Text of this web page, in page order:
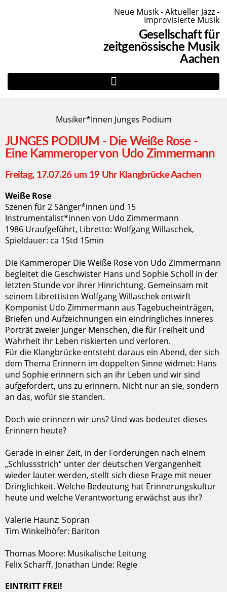
Neue Musik - Aktueller Jazz -
Improvisierte Musik
Gesellschaft für
zeitgenössische Musik
Aachen
Musiker*Innen Junges Podium
JUNGES PODIUM - Die Weiße Rose -
Eine Kammeroper von Udo Zimmermann
Freitag, 17.07.26 um 19 Uhr Klangbrücke Aachen
Weiße Rose
Szenen für 2 Sänger*innen und 15
Instrumentalist*innen von Udo Zimmermann
1986 Uraufgeführt, Libretto: Wolfgang Willaschek,
Spieldauer: ca 1Std 15min
Die Kammeroper Die Weiße Rose von Udo Zimmermann
begleitet die Geschwister Hans und Sophie Scholl in der
letzten Stunde vor ihrer Hinrichtung. Gemeinsam mit
seinem Librettisten Wolfgang Willaschek entwirft
Komponist Udo Zimmermann aus Tagebucheinträgen,
Briefen und Aufzeichnungen ein eindringliches inneres
Porträt zweier junger Menschen, die für Freiheit und
Wahrheit ihr Leben riskierten und verloren.
Für die Klangbrücke entsteht daraus ein Abend, der sich
dem Thema Erinnern im doppelten Sinne widmet: Hans
und Sophie erinnern sich an ihr Leben und wir sind
aufgefordert, uns zu erinnern. Nicht nur an sie, sondern
an das, wofür sie standen.
Doch wie erinnern wir uns? Und was bedeutet dieses
Erinnern heute?
Gerade in einer Zeit, in der Forderungen nach einem
„Schlussstrich“ unter der deutschen Vergangenheit
wieder lauter werden, stellt sich diese Frage mit neuer
Dringlichkeit. Welche Bedeutung hat Erinnerungskultur
heute und welche Verantwortung erwächst aus ihr?
Valerie Haunz: Sopran
Tim Winkelhöfer: Bariton
Thomas Moore: Musikalische Leitung
Felix Scharff, Jonathan Linde: Regie
EINTRITT FREI!